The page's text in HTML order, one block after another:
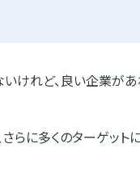
けれど、良い企業が
らに多くのターゲット